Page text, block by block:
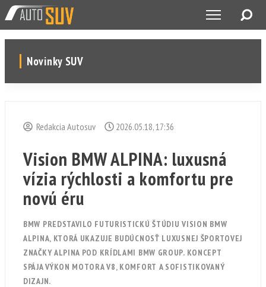
Novinky SUV
Redakcia Autosuv 2026.05.18, 17:36
Vision BMW ALPINA: luxusná
vízia rýchlosti a komfortu pre
novú éru
BMW PREDSTAVILO FUTURISTICKÚ ŠTÚDIU VISION BMW
ALPINA, KTORÁ UKAZUJE BUDÚCNOSŤ LUXUSNEJ ŠPORTOVEJ
ZNAČKY ALPINA POD KRÍDLAMI BMW GROUP. KONCEPT
SPÁJA VÝKON MOTORA V8, KOMFORT A SOFISTIKOVANÝ
DIZAJN.